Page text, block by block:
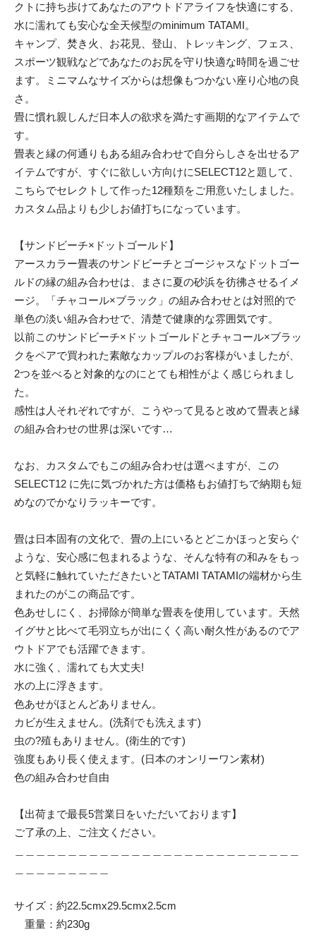
クトに持ち歩けてあなたのアウトドアライフを快適にする、
水に濡れても安心な全天候型のminimum TATAMI。
キャンプ、焚き火、お花見、登山、トレッキング、フェス、
スポーツ観戦などであなたのお尻を守り快適な時間を過ごせ
ます。ミニマムなサイズからは想像もつかない座り心地の良
さ。
畳に慣れ親しんだ日本人の欲求を満たす画期的なアイテムで
す。
畳表と縁の何通りもある組み合わせで自分らしさを出せるア
イテムですが、すぐに欲しい方向けにSELECT12と題して、
こちらでセレクトして作った12種類をご用意いたしました。
カスタム品よりも少しお値打ちになっています。
【サンドビーチ×ドットゴールド】
アースカラー畳表のサンドビーチとゴージャスなドットゴー
ルドの縁の組み合わせは、まさに夏の砂浜を彷彿させるイメ
ージ。「チャコール×ブラック」の組み合わせとは対照的で
単色の淡い組み合わせで、清楚で健康的な雰囲気です。
以前このサンドビーチ×ドットゴールドとチャコール×ブラッ
クをペアで買われた素敵なカップルのお客様がいましたが、
2つを並べると対象的なのにとても相性がよく感じられまし
た。
感性は人それぞれですが、こうやって見ると改めて畳表と縁
の組み合わせの世界は深いです…
なお、カスタムでもこの組み合わせは選べますが、この
SELECT12 に先に気づかれた方は価格もお値打ちで納期も短
めなのでかなりラッキーです。
畳は日本固有の文化で、畳の上にいるとどこかほっと安らぐ
ような、安心感に包まれるような、そんな特有の和みをもっ
と気軽に触れていただきたいとTATAMI TATAMIの端材から生
まれたのがこの商品です。
色あせしにく、お掃除が簡単な畳表を使用しています。天然
イグサと比べて毛羽立ちが出にくく高い耐久性があるのでア
ウトドアでも活躍できます。
水に強く、濡れても大丈夫!
水の上に浮きます。
色あせがほとんどありません。
カビが生えません。(洗剤でも洗えます)
虫の?殖もありません。(衛生的です)
強度もあり長く使えます。(日本のオンリーワン素材)
色の組み合わせ自由
【出荷まで最長5営業日をいただいております】
ご了承の上、ご注文ください。
サイズ：約22.5cmx29.5cmx2.5cm
重量：約230g